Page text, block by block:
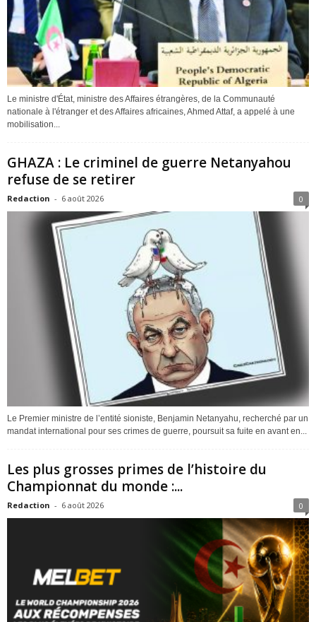
Le ministre d'État, ministre des Affaires étrangères, de la Communauté
nationale à l'étranger et des Affaires africaines, Ahmed Attaf, a appelé à une
mobilisation...
GHAZA : Le criminel de guerre Netanyahou
refuse de se retirer
Redaction - 6 août 2026 0
Le Premier ministre de l’entité sioniste, Benjamin Netanyahu, recherché par un
mandat international pour ses crimes de guerre, poursuit sa fuite en avant en...
Les plus grosses primes de l’histoire du
Championnat du monde :...
Redaction - 6 août 2026 0